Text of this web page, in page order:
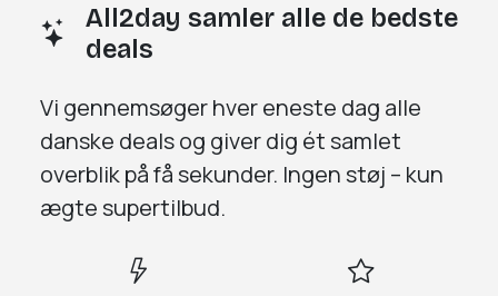
All2day samler alle de bedste
deals
Vi gennemsøgerhver eneste dag alle
danske deals og giver dig ét samlet
overblik på få sekunder. Ingen støj – kun
ægte supertilbud.